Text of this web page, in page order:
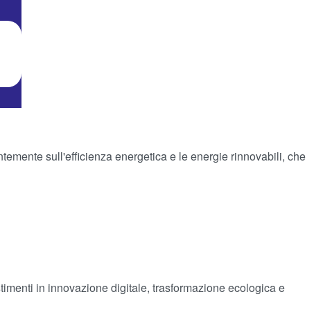
sull'efficienza energetica e le energie rinnovabili, che
in innovazione digitale, trasformazione ecologica e